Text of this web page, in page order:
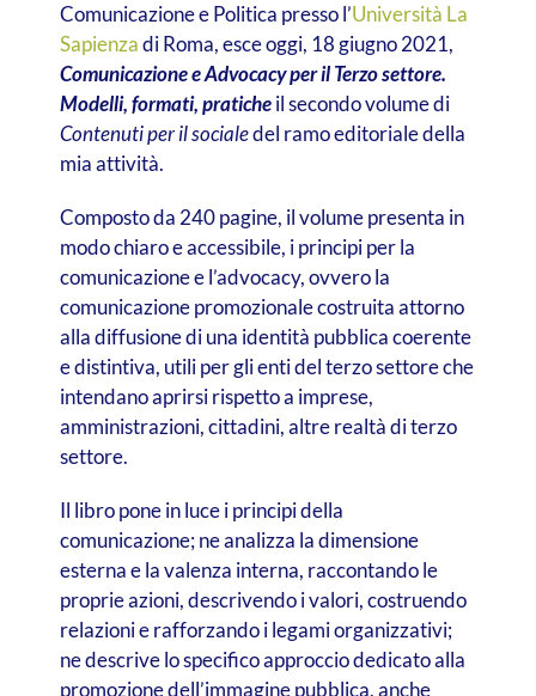
Comunicazione e Politica presso l’Università La
Sapienzadi Roma, esce oggi, 18 giugno 2021,
Comunicazione e Advocacy per il Terzo settore.
Modelli, formati, praticheil secondo volume di
Contenuti per il socialedel ramo editoriale della
mia attività.
Composto da 240 pagine, il volume presenta in
modo chiaro e accessibile, i principi per la
comunicazione e l’advocacy, ovvero la
comunicazione promozionale costruita attorno
alla diffusione di una identità pubblica coerente
e distintiva, utili per gli enti del terzo settore che
intendano aprirsi rispetto a imprese,
amministrazioni, cittadini, altre realtà di terzo
settore.
Il libro pone in luce i principi della
comunicazione; ne analizza la dimensione
esterna e la valenza interna, raccontando le
proprie azioni, descrivendo i valori, costruendo
relazioni e rafforzando i legami organizzativi;
ne descrive lo specifico approccio dedicato alla
promozione dell’immagine pubblica, anche